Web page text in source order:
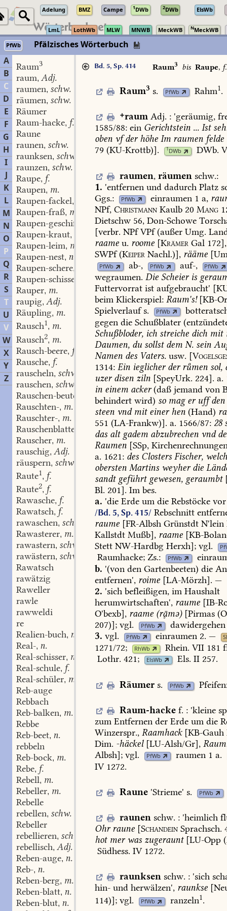
Adelung BMZ Campe 1DWb 2DWb ElsWb
LmL LothWb MLW MNWB MeckWB NMeckWB
PfWb
Pfälzisches Wörterbuch
A
B
C
D
E
F
G
H
I
J
K
L
M
N
O
P
Q
R
S
T
U
V
W
X
Y
Z
Raum3
raum, Adj.
raumen, schw.
räumen, schw.
Räumer
Raum-hacke, f.
Raune
raunen, schw.
raunksen, schw.
raunzen, schw.
Raupe, f.
Raupen, m.
Raupen-fackel,
Raupen-fraß, m.
Raupen-geschiß
Raupen-kraut,
Raupen-leim, m.
Raupen-nest, n.
Raupen-schere,
Raupen-schisser
Rauper, m.
raupig, Adj.
Räupling, m.
Rausch1, m.
Rausch2, m.
Rausch-beere, f.
Rausche, f.
rauscheln, schw.
rauschen, schw.
Rauschen-beutel
Rauschten-, m.
Rauschter-, m.
Rauschenblatten-knecht ,f.
Rauscher, m.
rauschig, Adj.
räuspern, schw.
Raute1, f.
Raute2, f.
Rawasche, f.
Rawatsch, f.
rawaschen, schw.
Rawasterer, m.
rawastern, schw.
rawästern, schw.
Rawatsch
rawätzig
Raweller
rawle
rawweldi
re
Realien-buch, n.
Real-, n.
Real-schisser, m.
Real-schule, f.
Real-schüler, m.
Reb-auge
Rebbach
Reb-balken, m.
Rebbe
Reb-beet, n.
rebbeln
Reb-bock, m.
Rebe, f.
Rebell, m.
Rebeller, m.
Rebelle
rebellen, schw.
Rebeller
rebellieren, schw.
rebellisch, Adj.
Reben-auge, n.
Reb-, n.
Reben-berg, m.
Reben-blatt, n.
Reben-blut, n.
Bd. 5, Sp. 414 Raum3 bis Raupe, f.
Raum3 s. PfWb Rahm1.
raum Adj. :'geräumig,
1585/88: ein Gerichtstein ... Ist
oben vfderhöhe Im raumen felde
79 (KU-Krottb)]. 1DWb DWb.
raumen, räumen schw.:
1. 'entfernen und dadurch Platz
Ggs.:
PfWb einraumen 1 a,
NPf, Christmann Kaulb 20 Mang
Dietschw 56, Don-Schowe
[verbr. NPfVPf(außer Umg.
raame u. roome [Krämer Gal 172],
SWPf(Keiper Nachl.)], rääme
PfWb ab-, PfWb auf-, PfWb
wegraumen. Die Scheieris
Futtervorrat ist aufgebraucht' [
beim Klickerspiel: Raum's![KB-
Spielverlaufs. PfWb
gegen die Schußblater
Schußbloder, ich streiche dich mit
Daumen, du sollstdem N. sein
Namen des Vaters. usw. [
1314: Ein ieglicherderrmen sol,
uzerdisen ziln [SpeyUrk. 224]. a.
in einem acker(daß jemand von
behindert wird) somageruffden
steen vndmiteinerhen (Hand)
551 (LA-Frankw)]. a. 1566/87: 28
das altgadem abzubrechen vnd
Raumen [SSp,
a. 1621: des Closters Fischer,
obersten Martins weyherdie
sandtgeführtgewesen, geraumbt
Bl. 201]. Im bes.
a. 'die Erde um die Rebstöcke vor
/Bd. 5, Sp. 415/ Rebschnitt
raume [FR-Albsh Grünstdt N'lein
Kallstdt Mußb], raame [KB-
Stett NW-Hardbg Herxh]; vgl.
Raumhacke; Zs.: PfWb
b. '(von den Gartenbeeten) die
entfernen', roime [LA-Mörzh]. —
2. 'sich befleißigen, im Haushalt
herumwirtschaften', raume [IB-
O'bexb], raame (rmə)[Pirmas (
207)]; vgl. PfWb dawidergehen
3. vgl. PfWb einraumen 2. —
1271/72; RhWb Rhein. VII 181
Lothr. 421; ElsWb Els. II 257.
Räumers. PfWb
Raum-hacke f. :'kleine
zum Entfernen der Erde um die
Winzerspr., Raamhack[KB-Gauh
Dim. -häckel[LU-Alsh/Gr],
Albsh]; vgl. PfWb raumen 1 a.
IV1272.
Raune'Strieme' s. PfWb
raunen schw. :'heimlich
Ohrraune [Schandein Sprachsch.
hotmerwas zugeraunt[LU-Opp
Südhess. IV1272.
raunksen schw. :'sich
hin- und herwälzen', raunkse
114)]; vgl. PfWb ranzeln1.